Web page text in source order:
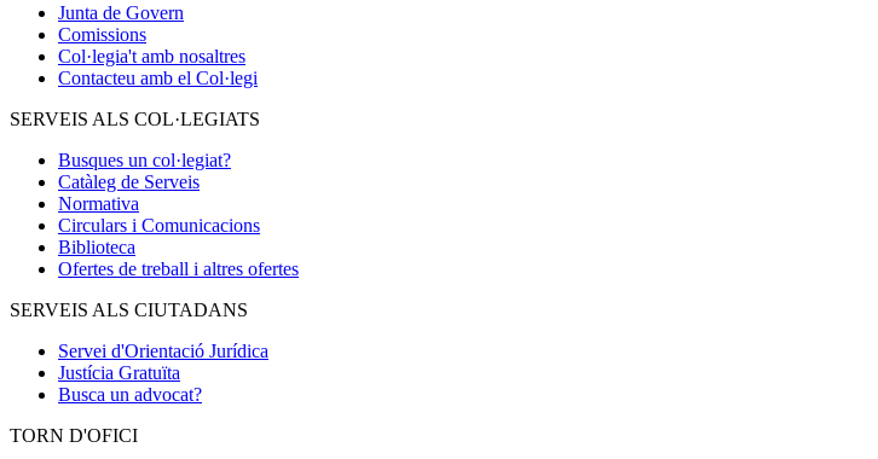
Junta de Govern
Comissions
Col·legia't amb nosaltres
Contacteu amb el Col·legi
SERVEIS ALS COL·LEGIATS
Busques un col·legiat?
Catàleg de Serveis
Normativa
Circulars i Comunicacions
Biblioteca
Ofertes de treball i altres ofertes
SERVEIS ALS CIUTADANS
Servei d'Orientació Jurídica
Justícia Gratuïta
Busca un advocat?
TORN D'OFICI